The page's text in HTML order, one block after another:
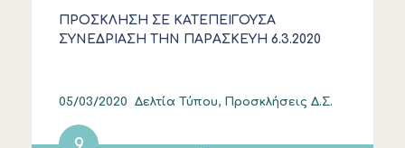
ΠΡΟΣΚΛΗΣΗ ΣΕ ΚΑΤΕΠΕΙΓΟΥΣΑ
ΣΥΝΕΔΡΙΑΣΗ ΤΗΝ ΠΑΡΑΣΚΕΥΗ 6.3.2020
05/03/2020 Δελτία Τύπου, Προσκλήσεις Δ.Σ.